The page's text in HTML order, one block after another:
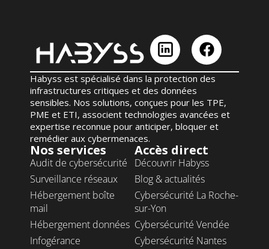
Habyss est spécialisé dans la protection des
infrastructures critiques et des données
sensibles. Nos solutions, conçues pour les TPE,
PME et ETI, associent technologies avancées et
expertise reconnue pour anticiper, bloquer et
remédier aux cybermenaces.
Nos services
Audit de cybersécurité
Surveillance réseaux
Hébergement boîte
mail
Hébergement données
Infogérance
Accès direct
Découvrir Habyss
Blog & actualités
Cybersécurité La Roche-
sur-Yon
Cybersécurité Vendée
Cybersécurité Nantes